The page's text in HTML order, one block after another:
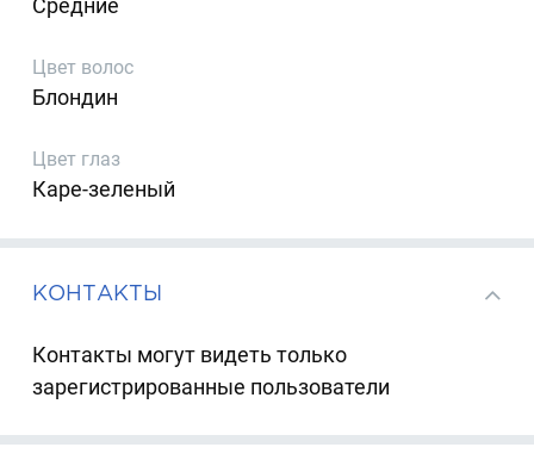
Средние
Цвет волос
Блондин
Цвет глаз
Каре-зеленый
КОНТАКТЫ
Контакты могут видеть только
зарегистрированные пользователи